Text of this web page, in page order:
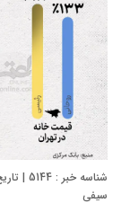
شناسه خبر : 5144 | تاریخ انتشار : 11 فروردین 1403 - 17:21 | ارسال توسط :
سیفی